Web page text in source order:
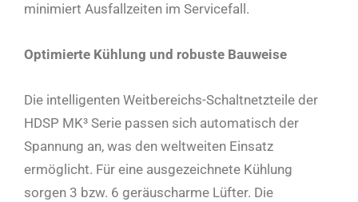
minimiert Ausfallzeiten im Servicefall.
Optimierte Kühlung und robuste Bauweise
Die intelligenten Weitbereichs-Schaltnetzteile der
HDSP MK³ Serie passen sich automatisch der
Spannung an, was den weltweiten Einsatz
ermöglicht. Für eine ausgezeichnete Kühlung
sorgen 3 bzw. 6 geräuscharme Lüfter. Die